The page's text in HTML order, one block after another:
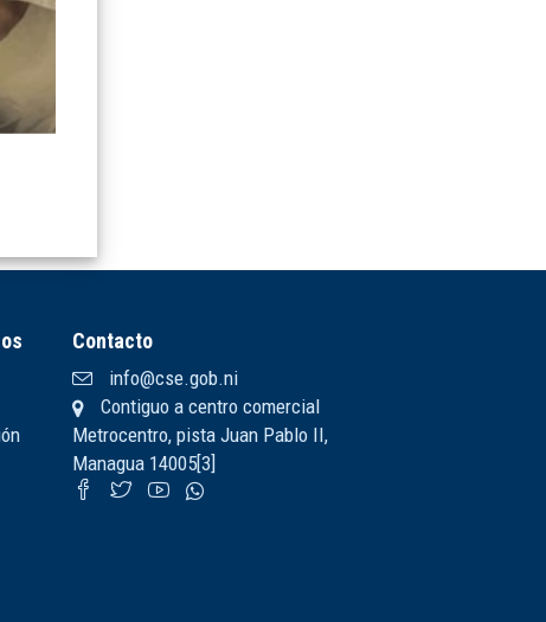
Contacto
info@cse.gob.ni
Contiguo a centro comercial
Metrocentro, pista Juan Pablo II,
Managua 14005[3]